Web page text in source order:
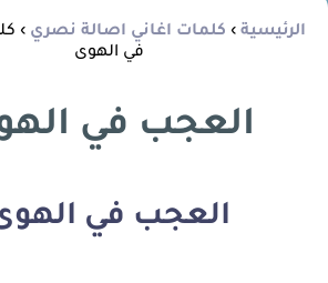
الرئيسية › كلمات اغاني اصالة نصري ›
في الهوى
العجب في
العجب في